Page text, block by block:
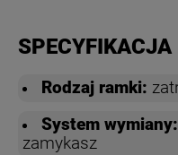
Rodzaj ramki:
System wymiany:
zamykasz